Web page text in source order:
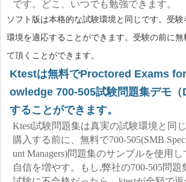
です。どこ、いつでも勉強できます。
ソフト版は本格的な試験環境と同じです。受
環境を適応することができます。受験の前に無
て頂くことができます。
Ktestは無料でProctored Exams
owledge 700-505試験問題集デモ（
することができます。
Ktest試験問題集は真実の試験環境と同
購入する前に、無料で700-505(SMB
unt Managers)問題集のサンプルを使用
自信を増やす。もし,弊社の700-505問題